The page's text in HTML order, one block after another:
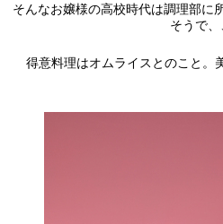
そんなお嬢様の高校時代は調理部に
そうで、
得意料理はオムライスとのこと。